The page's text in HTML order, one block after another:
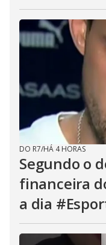
DO R7/HÁ 4 HORAS
Segundo o
financeira
a dia